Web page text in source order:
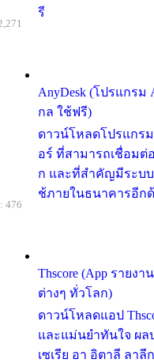
รี
AnyDesk (โปรแกรม
กล ใช้ฟรี)
ดาวน์โหลดโปรแกร
อร์ ที่สามารถเชื่อมต่
ก และที่สำคัญมีระบ
ช้ภายในธนาคารอีก
Thscore (App ราย
ต่างๆ ทั่วโลก)
ดาวน์โหลดแอป
และแม่นยำทันใจ ผล
เซเรีย อา อิตาลี ลาลี
476